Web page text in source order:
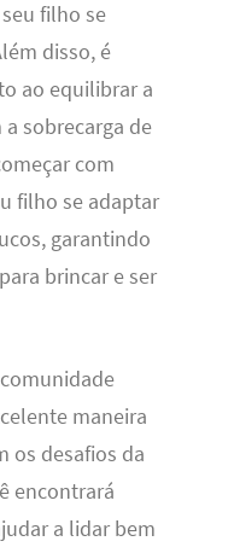
filho se
disso, é
ao equilibrar a
sobrecarga de
com
filho se adaptar
garantindo
brincar e ser
maneira
os desafios da
encontrará
a lidar bem